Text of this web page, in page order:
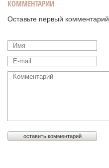
КОММЕНТАРИИ
Оставьте первый комментарий